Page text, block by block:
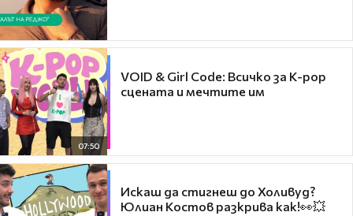
07:50
VOID & Girl Code: Всичко за K-pop
сцената и мечтите им
Искаш да стигнеш до Холивуд?
Юлиан Костов разкрива как!👀💥